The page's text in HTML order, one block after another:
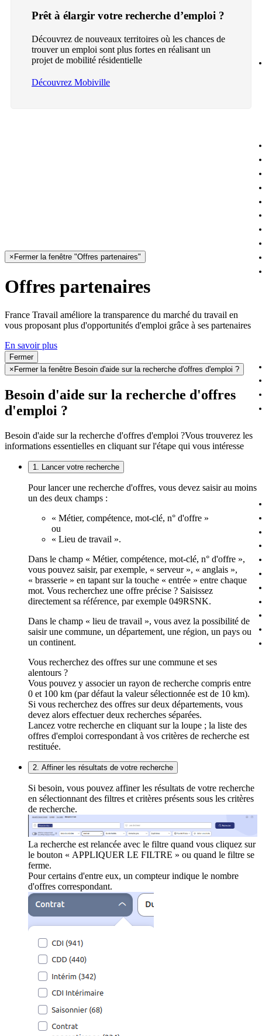
Prêt à élargir votre recherche d’emploi ?
Découvrez de nouveaux territoires où les chances de
trouver un emploi sont plus fortes en réalisant un
projet de mobilité résidentielle
Découvrez Mobiville
× Fermer la fenêtre "Offres partenaires"
Offres partenaires
France Travail améliore la transparence du marché du travail en
vous proposant plus d'opportunités d'emploi grâce à ses partenaires
En savoir plus
Fermer
× Fermer la fenêtre Besoin d'aide sur la recherche d'offres d'emploi ?
Besoin d'aide sur la recherche d'offres
d'emploi ?
Besoin d'aide sur la recherche d'offres d'emploi ?Vous trouverez les
informations essentielles en cliquant sur l'étape qui vous intéresse
1. Lancer votre recherche
Pour lancer une recherche d'offres, vous devez saisir au moins
un des deux champs :
« Métier, compétence, mot-clé, n° d'offre »
ou
« Lieu de travail ».
Dans le champ « Métier, compétence, mot-clé, n° d'offre »,
vous pouvez saisir, par exemple, « serveur », « anglais »,
« brasserie » en tapant sur la touche « entrée » entre chaque
mot. Vous recherchez une offre précise ? Saisissez
directement sa référence, par exemple 049RSNK.
Dans le champ « lieu de travail », vous avez la possibilité de
saisir une commune, un département, une région, un pays ou
un continent.
Vous recherchez des offres sur une commune et ses
alentours ?
Vous pouvez y associer un rayon de recherche compris entre
0 et 100 km (par défaut la valeur sélectionnée est de 10 km).
Si vous recherchez des offres sur deux départements, vous
devez alors effectuer deux recherches séparées.
Lancez votre recherche en cliquant sur la loupe ; la liste des
offres d'emploi correspondant à vos critères de recherche est
restituée.
2. Affiner les résultats de votre recherche
Si besoin, vous pouvez affiner les résultats de votre recherche
en sélectionnant des filtres et critères présents sous les critères
de recherche.
La recherche est relancée avec le filtre quand vous cliquez sur
le bouton « APPLIQUER LE FILTRE » ou quand le filtre se
ferme.
Pour certains d'entre eux, un compteur indique le nombre
d'offres correspondant.